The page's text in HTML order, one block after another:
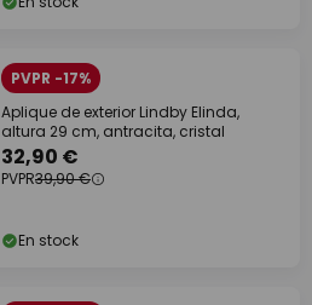
PVPR -17%
Aplique de exterior Lindby Elinda,
altura 29 cm, antracita, cristal
32,90 €
PVPR39,90 €
En stock